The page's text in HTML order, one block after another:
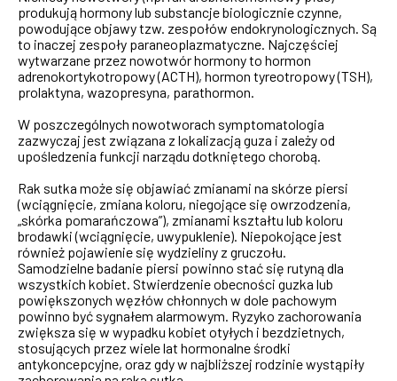
produkują hormony lub substancje biologicznie czynne,
powodujące objawy tzw. zespołów endokrynologicznych. Są
to inaczej zespoły paraneoplazmatyczne. Najczęściej
wytwarzane przez nowotwór hormony to hormon
adrenokortykotropowy (ACTH), hormon tyreotropowy (TSH),
prolaktyna, wazopresyna, parathormon.
W poszczególnych nowotworach symptomatologia
zazwyczaj jest związana z lokalizacją guza i zależy od
upośledzenia funkcji narządu dotkniętego chorobą.
Rak sutka może się objawiać zmianami na skórze piersi
(wciągnięcie, zmiana koloru, niegojące się owrzodzenia,
„skórka pomarańczowa”), zmianami kształtu lub koloru
brodawki (wciągnięcie, uwypuklenie). Niepokojące jest
również pojawienie się wydzieliny z gruczołu.
Samodzielne badanie piersi powinno stać się rutyną dla
wszystkich kobiet. Stwierdzenie obecności guzka lub
powiększonych węzłów chłonnych w dole pachowym
powinno być sygnałem alarmowym. Ryzyko zachorowania
zwiększa się w wypadku kobiet otyłych i bezdzietnych,
stosujących przez wiele lat hormonalne środki
antykoncepcyjne, oraz gdy w najbliższej rodzinie wystąpiły